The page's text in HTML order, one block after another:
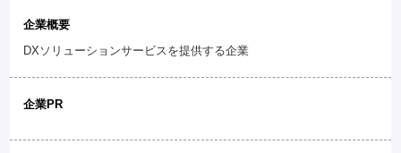
企業概要
DXソリューションサービスを提供する企業
企業PR